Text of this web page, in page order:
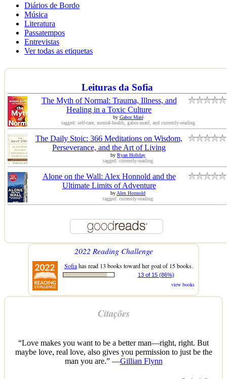
Diários de Bordo
Música
Literatura
Passatempos
Entrevistas
Ver todas as etiquetas
Leituras da Sofia
The Myth of Normal: Trauma, Illness, and
Healing in a Toxic Culture
by Gabor Maté
tagged: self-care, mental-health, gabor-maté, and currently-reading
The Daily Stoic: 366 Meditations on Wisdom,
Perseverance, and the Art of Living
by Ryan Holiday
tagged: currently-reading
Alone on the Wall: Alex Honnold and the
Ultimate Limits of Adventure
byAlex Honnold
tagged: currently-reading
2022 Reading Challenge
Sofiahas read 13 books toward her goal of 15 books.
13 of 15 (86%)
view books
Citações
“Love makes you want to be a better man—right, right. But
maybe love, real love, also gives you permission to just be the
man you are.” —Gillian Flynn